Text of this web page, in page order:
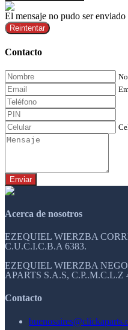
El mensaje no pudo ser enviado
Reintentar
Contacto
Enviar
Acerca de nosotros
EZEQUIEL WIERZBA
C.U.C.I.C.B.A 6383.
EZEQUIEL WIERZBA
APARTS S.A.S, C.P..M.C.L.Z
Contacto